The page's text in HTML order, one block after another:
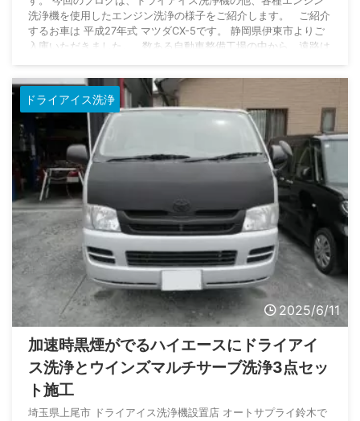
洗浄機を使用したエンジン洗浄の様子をご紹介します。 ご紹介
するお車は 平成27年式 マツダCX-5です。 静岡県伊東市よりご
入庫いただきました。 数ある自動車整備工場の中から、遠路は
とうございます。 車両情報 車名 CX-5 メーカー マツダ 型式
LDA-KE2AW グレード XD L P ...
ドライアイス洗浄
2025/6/11
加速時黒煙がでるハイエースにドライアイ
ス洗浄とウインズマルチサーブ洗浄3点セッ
ト施工
埼玉県上尾市 ドライアイス洗浄機設置店 オートサプライ鈴木で